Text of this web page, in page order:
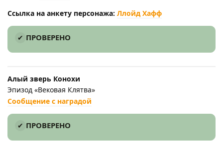
Ссылка на анкету персонажа: Ллойд Хафф
ПРОВЕРЕНО
Алый зверь Конохи
Эпизод «Вековая Клятва»
Сообщение с наградой
ПРОВЕРЕНО